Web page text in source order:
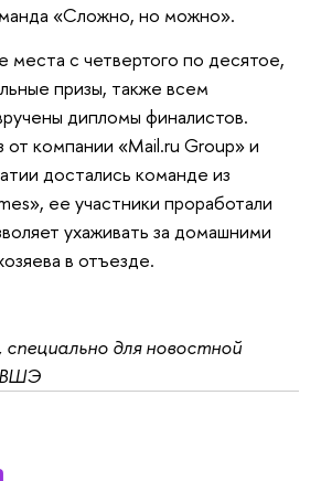
«Сложно, но можно».
места с четвертого по десятое,
призы, также всем
дипломы финалистов.
компании «Mail.ru Group» и
достались команде из
ее участники проработали
ухаживать за домашними
в отъезде.
для новостной
ВШЭ